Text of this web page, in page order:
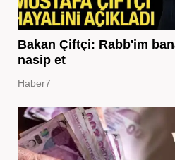
Bakan Çiftçi: Rabb'im
nasip et
Haber7